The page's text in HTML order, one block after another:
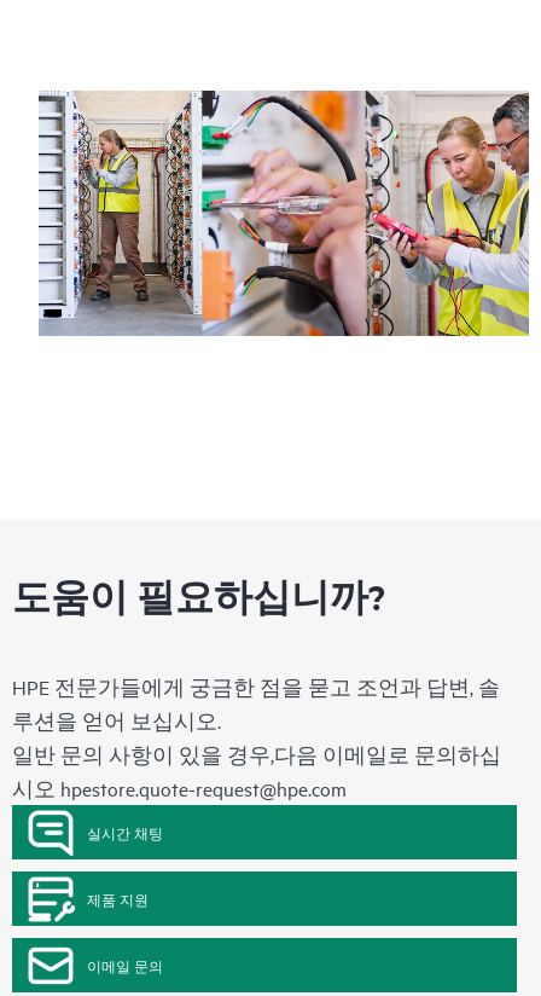
도움이 필요하십니까?
HPE 전문가들에게 궁금한 점을 묻고 조언과 답변, 솔
루션을 얻어 보십시오.
일반 문의 사항이 있을 경우,다음 이메일로 문의하십
시오 hpestore.quote-request@hpe.com
실시간 채팅
제품 지원
이메일 문의